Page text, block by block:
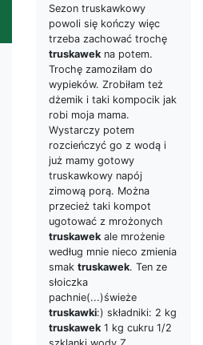
Sezon truskawkowy
powoli się kończy więc
trzeba zachować trochę
truskawek na potem.
Trochę zamoziłam do
wypieków. Zrobiłam też
dżemik i taki kompocik jak
robi moja mama.
Wystarczy potem
rozcieńczyć go z wodą i
już mamy gotowy
truskawkowy napój
zimową porą. Można
przecież taki kompot
ugotować z mrożonych
truskawek ale mrożenie
według mnie nieco zmienia
smak truskawek. Ten ze
słoiczka
pachnie(...)świeże
truskawki:) składniki: 2 kg
truskawek 1 kg cukru 1/2